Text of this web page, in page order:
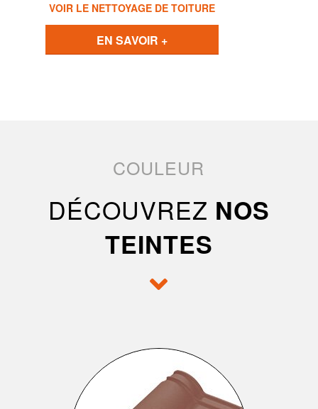
VOIR LE NETTOYAGE DE TOITURE
EN SAVOIR +
COULEUR
DÉCOUVREZ NOS
TEINTES